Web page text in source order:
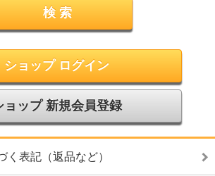
ショップ ログイン
ョップ 新規会員登録
く表記（返品など）